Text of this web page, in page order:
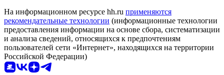
На информационном ресурсе hh.ru применяются
рекомендательные технологии (информационные технологии
предоставления информации на основе сбора, систематизации
и анализа сведений, относящихся к предпочтениям
пользователей сети «Интернет», находящихся на территории
Российской Федерации)